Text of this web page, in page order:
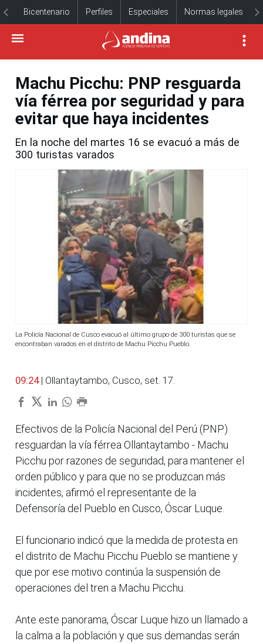
Bicentenario Perfiles Especiales Normas legales
Machu Picchu: PNP resguarda
vía férrea por seguridad y para
evitar que haya incidentes
En la noche del martes 16 se evacuó a más de
300 turistas varados
La Policía Nacional de Cusco evacuó al último grupo de 300 turistas que se
encontraban varados en el distrito de Machu Picchu Pueblo.
09:24 | Ollantaytambo, Cusco, set. 17.
Efectivos de la Policía Nacional del Perú (PNP)
resguardan la vía férrea Ollantaytambo - Machu
Picchu por razones de seguridad, para mantener el
orden público y para que no se produzcan más
incidentes, afirmó el representante de la
Defensoría del Pueblo en Cusco, Óscar Luque.
El funcionario indicó que la medida de protesta en
el distrito de Machu Picchu Pueblo se mantiene y
que por ese motivo continúa la suspensión de
operaciones del tren a Machu Picchu.
Ante este panorama, Óscar Luque hizo un llamado a
la calma a la población y que sus demandas serán